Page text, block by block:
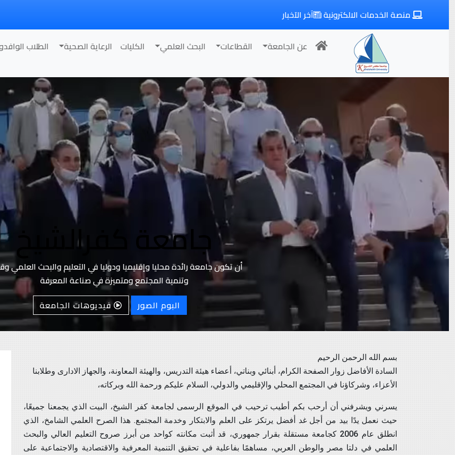
آخر الآخبار منصة الخدمات الالكترونية
عن الجامعة القطاعات البحث العلمي الكليات الرعاية الصحية الطلاب
جامعة كفرالشيخ
أن تكون جامعة رائدة محليا وإقليميا ودوليا في التعليم والبحث العلمي
وتنمية المجتمع ومتميزة في صناعة المعرفة
البوم الصور
فيديوهات الجامعة
بسم الله الرحمن الرحيم
السادة الأفاضل زوار الصفحة الكرام، أبنائي وبناتي، أعضاء هيئة التدريس، والهيئة المعاونة، والجهاز الادارى وطلابنا
الأعزاء، وشركاؤنا في المجتمع المحلي والإقليمي والدولي، السلام عليكم ورحمة الله وبركاته،
يسرني ويشرفني أن أرحب بكم أطيب ترحيب في الموقع الرسمى لجامعة كفر الشيخ، البيت الذي يجمعنا جميعًا،
حيث نعمل يدًا بيد من أجل غد أفضل يرتكز على العلم والابتكار وخدمة المجتمع. هذا الصرح العلمي الشامخ، الذي
انطلق عام 2006 كجامعة مستقلة بقرار جمهوري، قد أثبت مكانته كواحد من أبرز صروح التعليم العالي والبحث
العلمي في دلتا مصر والوطن العربي، مساهمًا بفاعلية في تحقيق التنمية المعرفية والاقتصادية والاجتماعية على